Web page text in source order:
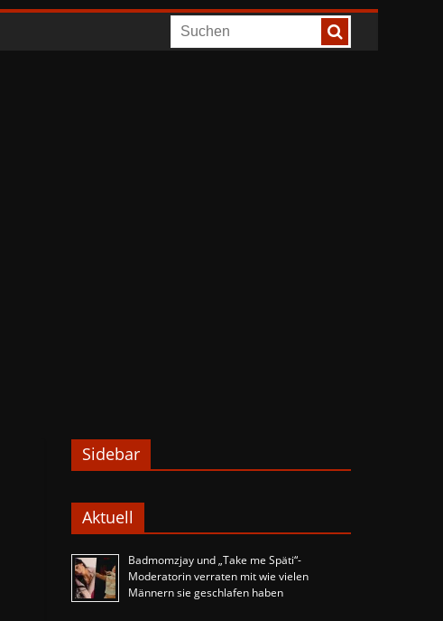
Sidebar
Aktuell
Badmomzjay und „Take me Späti“-
Moderatorin verraten mit wie vielen
Männern sie geschlafen haben